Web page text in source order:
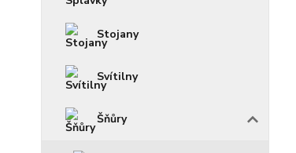
Stojany
Svítilny
Šňůry